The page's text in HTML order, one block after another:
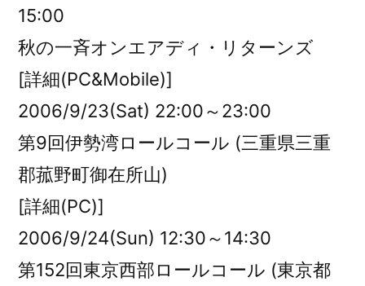
15:00
秋の一斉オンエアディ・リターンズ
[詳細(PC&Mobile)]
2006/9/23(Sat) 22:00～23:00
第9回伊勢湾ロールコール (三重県三重
郡菰野町御在所山)
[詳細(PC)]
2006/9/24(Sun) 12:30～14:30
第152回東京西部ロールコール (東京都